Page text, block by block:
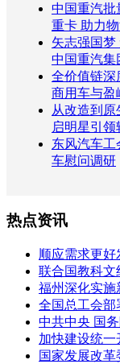
中国重汽批
重卡 助力
矢志强国梦
中国重汽集
全价值链深
商用车与盈
从改造到原
启明星引领
东风汽车工
车慰问调研
热点资讯
顺应需求更好
联合国教科文
福州深化实施
全国总工会部
中共中央 国
加快建设统一
国家发展改